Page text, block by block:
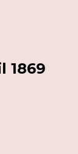
1869